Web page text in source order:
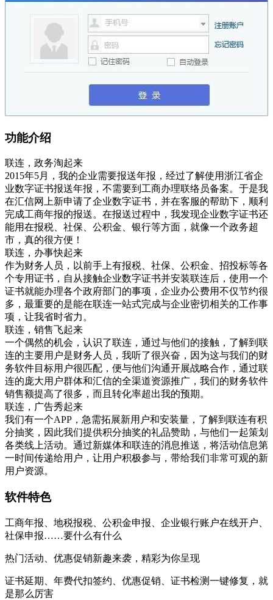
功能介绍
联连，政务淘起来
2015年5月，我的企业需要报送年报，经过了解使用浙江省企
业数字证书报送年报，不需要到工商办理联络员备案。于是我
在汇信网上新申请了企业数字证书，并在客服的帮助下，顺利
完成工商年报的报送。在报送过程中，我发现企业数字证书还
能用在报税、社保、公积金、银行等方面，就像一个政务超
市，真的很方便！
联连，办事快起来
作为财务人员，以前手上有报税、社保、公积金、招投标等各
个专用证书，自从接触企业数字证书并安装联连后，使用一个
证书就能办理各个政府部门的事项，企业办公费用不仅节约很
多，最重要的是能在联连一站式完成与企业密切相关的工作事
项，让我省时省力。
联连，销售飞起来
一个偶然的机会，认识了联连，通过与他们的接触，了解到联
连的主要用户是财务人员，我听了很兴奋，因为这与我们的财
务软件目标用户很匹配，便与他们沟通开展战略合作，通过联
连的庞大用户群体和汇信的全渠道资源推广，我们的财务软件
销售额提高了很多，而且转化率超出我的预期。
联连，广告秀起来
我们有一个APP，急需拓展新用户和安装量，了解到联连有积
分抽奖，因此我们提供积分抽奖的礼品赞助，与他们一起策划
各类线上活动。通过新媒体和联连的消息推送，将活动信息第
一时间传递给用户，让用户积极参与，带给我们非常可观的新
用户资源。
软件特色
工商年报、地税报税、公积金申报、企业银行账户在线开户、
社保申报……要什么有什么
热门活动、优惠促销新趣来袭，精彩为你呈现
证书延期、年费代扣签约、优惠促销、证书检测一键修复，就
是那么厉害